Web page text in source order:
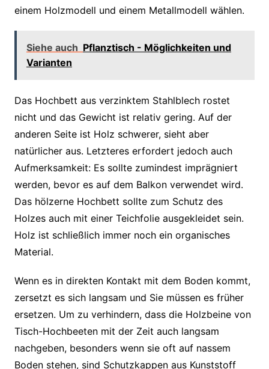
einem Holzmodell und einem Metallmodell wählen.
Siehe auch Pflanztisch - Möglichkeiten und
Varianten
Das Hochbett aus verzinktem Stahlblech rostet
nicht und das Gewicht ist relativ gering. Auf der
anderen Seite ist Holz schwerer, sieht aber
natürlicher aus. Letzteres erfordert jedoch auch
Aufmerksamkeit: Es sollte zumindest imprägniert
werden, bevor es auf dem Balkon verwendet wird.
Das hölzerne Hochbett sollte zum Schutz des
Holzes auch mit einer Teichfolie ausgekleidet sein.
Holz ist schließlich immer noch ein organisches
Material.
Wenn es in direkten Kontakt mit dem Boden kommt,
zersetzt es sich langsam und Sie müssen es früher
ersetzen. Um zu verhindern, dass die Holzbeine von
Tisch-Hochbeeten mit der Zeit auch langsam
nachgeben, besonders wenn sie oft auf nassem
Boden stehen, sind Schutzkappen aus Kunststoff